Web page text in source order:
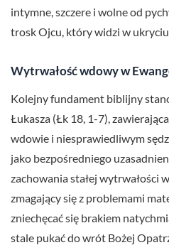
intymne, szczere i wolne od
trosk Ojcu, który widzi w
Wytrwałość wdowy w
Kolejny fundament biblijny
Łukasza (Łk 18, 1-7),
wdowie i niesprawiedliwym
jako bezpośredniego
zachowania stałej wytrwałości
zmagający się z problemami
zniechęcać się brakiem
stale pukać do wrót Bożej